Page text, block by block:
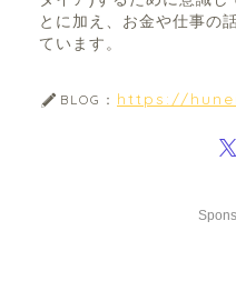
とに加え、お金や仕事の
ています。
BLOG： https://